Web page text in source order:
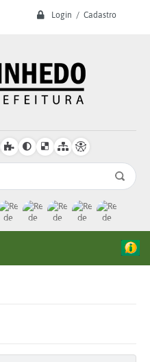
Login / Cadastro